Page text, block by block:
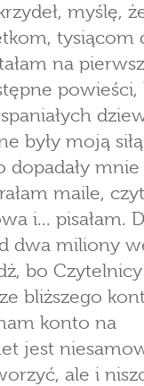
myślę,
tysiącom
na
były moją
dopadały mnie
maile,
i... pisałam.
dwa miliony
bo Czytelnicy
bliższego
konto na
jest
ale i